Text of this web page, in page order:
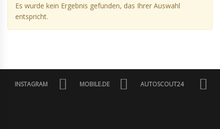
Es wurde kein Ergebnis gefunden, das Ihrer Auswahl
entspricht.
INSTAGRAM MOBILE.DE AUTOSCOUT24